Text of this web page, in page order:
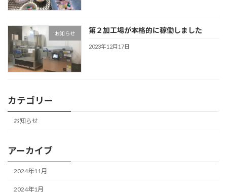
お知らせ 第２加工場が本格的に稼働しました
2023年12月17日
カテゴリー
お知らせ
アーカイブ
2024年11月
2024年1月